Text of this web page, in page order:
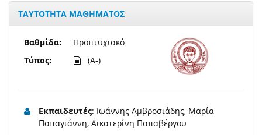
ΤΑΥΤΟΤΗΤΑ ΜΑΘΗΜΑΤΟΣ
Βαθμίδα:
Τύπος:
Προπτυχιακό
(A-)
Εκπαιδευτές: Ιωάννης Αμβροσιάδης, Μαρία
Παπαγιάννη, Αικατερίνη Παπαβέργου